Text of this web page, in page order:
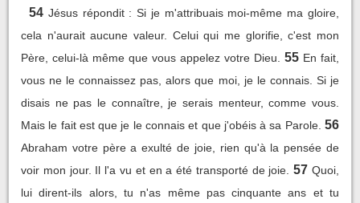
54 Jésus répondit : Si je m'attribuais moi-même ma gloire,
cela n'aurait aucune valeur. Celui qui me glorifie, c'est mon
Père, celui-là même que vous appelez votre Dieu.
55 En fait,
vous ne le connaissez pas, alors que moi, je le connais. Si je
disais ne pas le connaître, je serais menteur, comme vous.
Mais le fait est que je le connais et que j'obéis à sa Parole. 56
Abraham votre père a exulté de joie, rien qu'à la pensée de
voir mon jour. Il l'a vu et en a été transporté de joie. 57 Quoi,
lui dirent-ils alors, tu n'as même pas cinquante ans et tu